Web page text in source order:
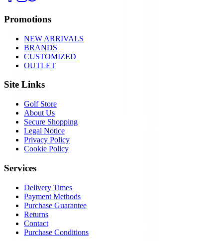
Promotions
NEW ARRIVALS
BRANDS
CUSTOMIZED
OUTLET
Site Links
Golf Store
About Us
Secure Shopping
Legal Notice
Privacy Policy
Cookie Policy
Services
Delivery Times
Payment Methods
Purchase Guarantee
Returns
Contact
Purchase Conditions